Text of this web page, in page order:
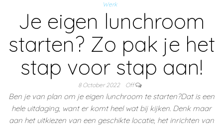
Werk
Je eigen lunchroom
starten? Zo pak je het
stap voor stap aan!
8 October 2022 Off
Ben je van plan om je eigen lunchroom te starten?Dat is een
hele uitdaging, want er komt heel wat bij kijken. Denk maar
aan het uitkiezen van een geschikte locatie, het inrichten van